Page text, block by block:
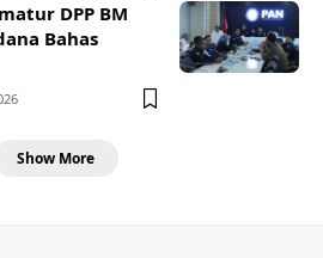
DPP BM
Bahas
Show More